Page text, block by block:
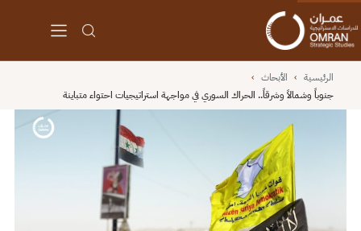
الرئيسية › الأبحاث ›
جنوباً وشمالاً وشرقاً.. الحراك السوري في مواجهة استراتيجيات احتواء متباينة